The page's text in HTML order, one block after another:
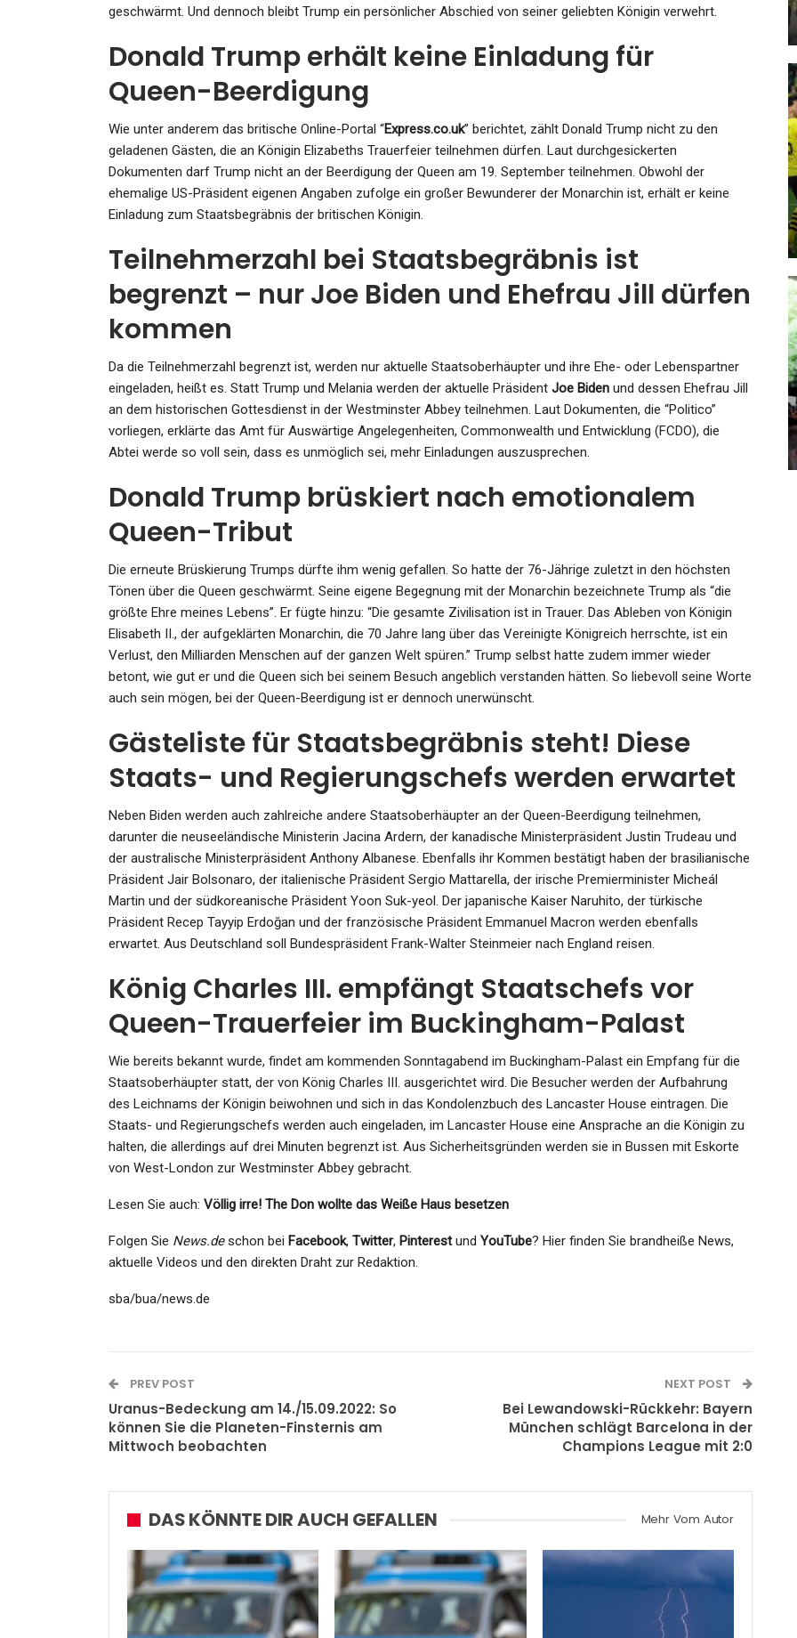
geschwärmt. Und dennoch bleibt Trump ein persönlicher Abschied von seiner geliebten Königin verwehrt.
Donald Trump erhält keine Einladung für
Queen-Beerdigung
Wie unter anderem das britische Online-Portal “Express.co.uk” berichtet, zählt Donald Trump nicht zu den
geladenen Gästen, die an Königin Elizabeths Trauerfeier teilnehmen dürfen. Laut durchgesickerten
Dokumenten darf Trump nicht an der Beerdigung der Queen am 19. September teilnehmen. Obwohl der
ehemalige US-Präsident eigenen Angaben zufolge ein großer Bewunderer der Monarchin ist, erhält er keine
Einladung zum Staatsbegräbnis der britischen Königin.
Teilnehmerzahl bei Staatsbegräbnis ist
begrenzt – nur Joe Biden und Ehefrau Jill dürfen
kommen
Da die Teilnehmerzahl begrenzt ist, werden nur aktuelle Staatsoberhäupter und ihre Ehe- oder Lebenspartner
eingeladen, heißt es. Statt Trump und Melania werden der aktuelle Präsident Joe Biden und dessen Ehefrau Jill
an dem historischen Gottesdienst in der Westminster Abbey teilnehmen. Laut Dokumenten, die “Politico”
vorliegen, erklärte das Amt für Auswärtige Angelegenheiten, Commonwealth und Entwicklung (FCDO), die
Abtei werde so voll sein, dass es unmöglich sei, mehr Einladungen auszusprechen.
Donald Trump brüskiert nach emotionalem
Queen-Tribut
Die erneute Brüskierung Trumps dürfte ihm wenig gefallen. So hatte der 76-Jährige zuletzt in den höchsten
Tönen über die Queen geschwärmt. Seine eigene Begegnung mit der Monarchin bezeichnete Trump als “die
größte Ehre meines Lebens”. Er fügte hinzu: “Die gesamte Zivilisation ist in Trauer. Das Ableben von Königin
Elisabeth II., der aufgeklärten Monarchin, die 70 Jahre lang über das Vereinigte Königreich herrschte, ist ein
Verlust, den Milliarden Menschen auf der ganzen Welt spüren.” Trump selbst hatte zudem immer wieder
betont, wie gut er und die Queen sich bei seinem Besuch angeblich verstanden hätten. So liebevoll seine Worte
auch sein mögen, bei der Queen-Beerdigung ist er dennoch unerwünscht.
Gästeliste für Staatsbegräbnis steht! Diese
Staats- und Regierungschefs werden erwartet
Neben Biden werden auch zahlreiche andere Staatsoberhäupter an der Queen-Beerdigung teilnehmen,
darunter die neuseeländische Ministerin Jacina Ardern, der kanadische Ministerpräsident Justin Trudeau und
der australische Ministerpräsident Anthony Albanese. Ebenfalls ihr Kommen bestätigt haben der brasilianische
Präsident Jair Bolsonaro, der italienische Präsident Sergio Mattarella, der irische Premierminister Micheál
Martin und der südkoreanische Präsident Yoon Suk-yeol. Der japanische Kaiser Naruhito, der türkische
Präsident Recep Tayyip Erdoğan und der französische Präsident Emmanuel Macron werden ebenfalls
erwartet. Aus Deutschland soll Bundespräsident Frank-Walter Steinmeier nach England reisen.
König Charles III. empfängt Staatschefs vor
Queen-Trauerfeier im Buckingham-Palast
Wie bereits bekannt wurde, findet am kommenden Sonntagabend im Buckingham-Palast ein Empfang für die
Staatsoberhäupter statt, der von König Charles III. ausgerichtet wird. Die Besucher werden der Aufbahrung
des Leichnams der Königin beiwohnen und sich in das Kondolenzbuch des Lancaster House eintragen. Die
Staats- und Regierungschefs werden auch eingeladen, im Lancaster House eine Ansprache an die Königin zu
halten, die allerdings auf drei Minuten begrenzt ist. Aus Sicherheitsgründen werden sie in Bussen mit Eskorte
von West-London zur Westminster Abbey gebracht.
Lesen Sie auch: Völlig irre! The Don wollte das Weiße Haus besetzen
Folgen Sie News.deschon bei Facebook, Twitter, Pinterestund YouTube? Hier finden Sie brandheiße News,
aktuelle Videos und den direkten Draht zur Redaktion.
sba/bua/news.de
PREV POST
Uranus-Bedeckung am 14./15.09.2022: So
können Sie die Planeten-Finsternis am
Mittwoch beobachten
NEXT POST
Bei Lewandowski-Rückkehr: Bayern
München schlägt Barcelona in der
Champions League mit 2:0
DAS KÖNNTE DIR AUCH GEFALLEN Mehr Vom Autor
Admin Dec 15, 2021
130 Millionen Euro Weniger Für
Berlins Kultur: „Sie Bedrohen…
Bobfahren Wird Berliner
Vereinssport : Club Aus…
Admin Jun 16, 2024
Formel 1: „Alptraum“,
„Desaster“: Hamilton Bei Ferrari
Unter…
KULTUR
Geist Vor Gefühl
Jun 4, 2021